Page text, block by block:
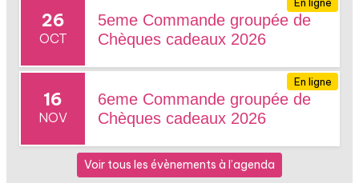
26
OCT
5eme Commande groupée de
Chèques cadeaux 2026
16
NOV
6eme Commande groupée de
Chèques cadeaux 2026
En ligne
Voir tous les évènements à l’agenda